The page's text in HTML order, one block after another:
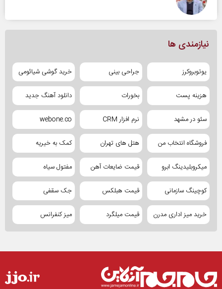
نیازمندی ها
یوتوبروکرز جراحی بینی خرید گوشی شیائومی
هزینه پست بخورات دانلود آهنگ جدید
سئو در مشهد نرم افزار CRM webone.co
فروشگاه انتخاب من هتل های تهران کمک به خیریه
میکروبلیدینگ ابرو قیمت ضایعات آهن مفتول سیاه
کوچینگ سازمانی قیمت هبلکس جک سقفی
خرید میز اداری مدرن قیمت میلگرد میز کنفرانس